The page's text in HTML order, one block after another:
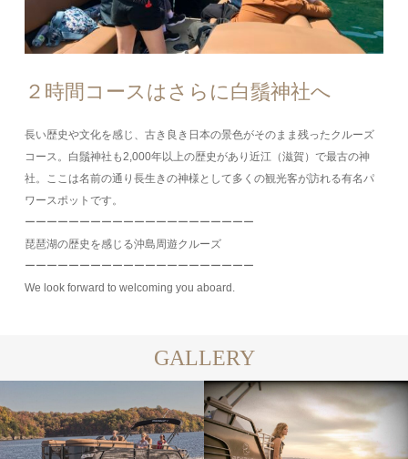
２時間コースはさらに白鬚神社へ
長い歴史や文化を感じ、古き良き日本の景色がそのまま残ったクルーズ
コース。白鬚神社も2,000年以上の歴史があり近江（滋賀）で最古の神
社。ここは名前の通り長生きの神様として多くの観光客が訪れる有名パ
ワースポットです。
ーーーーーーーーーーーーーーーーーーーーー
琵琶湖の歴史を感じる沖島周遊クルーズ
ーーーーーーーーーーーーーーーーーーーーー
We look forward to welcoming you aboard.
GALLERY